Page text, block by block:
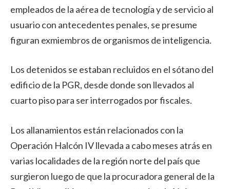
empleados de la aérea de tecnología y de servicio al
usuario con antecedentes penales, se presume
figuran exmiembros de organismos de inteligencia.
Los detenidos se estaban recluidos en el sótano del
edificio de la PGR, desde donde son llevados al
cuarto piso para ser interrogados por fiscales.
Los allanamientos están relacionados con la
Operación Halcón IV llevada a cabo meses atrás en
varias localidades de la región norte del país que
surgieron luego de que la procuradora general de la